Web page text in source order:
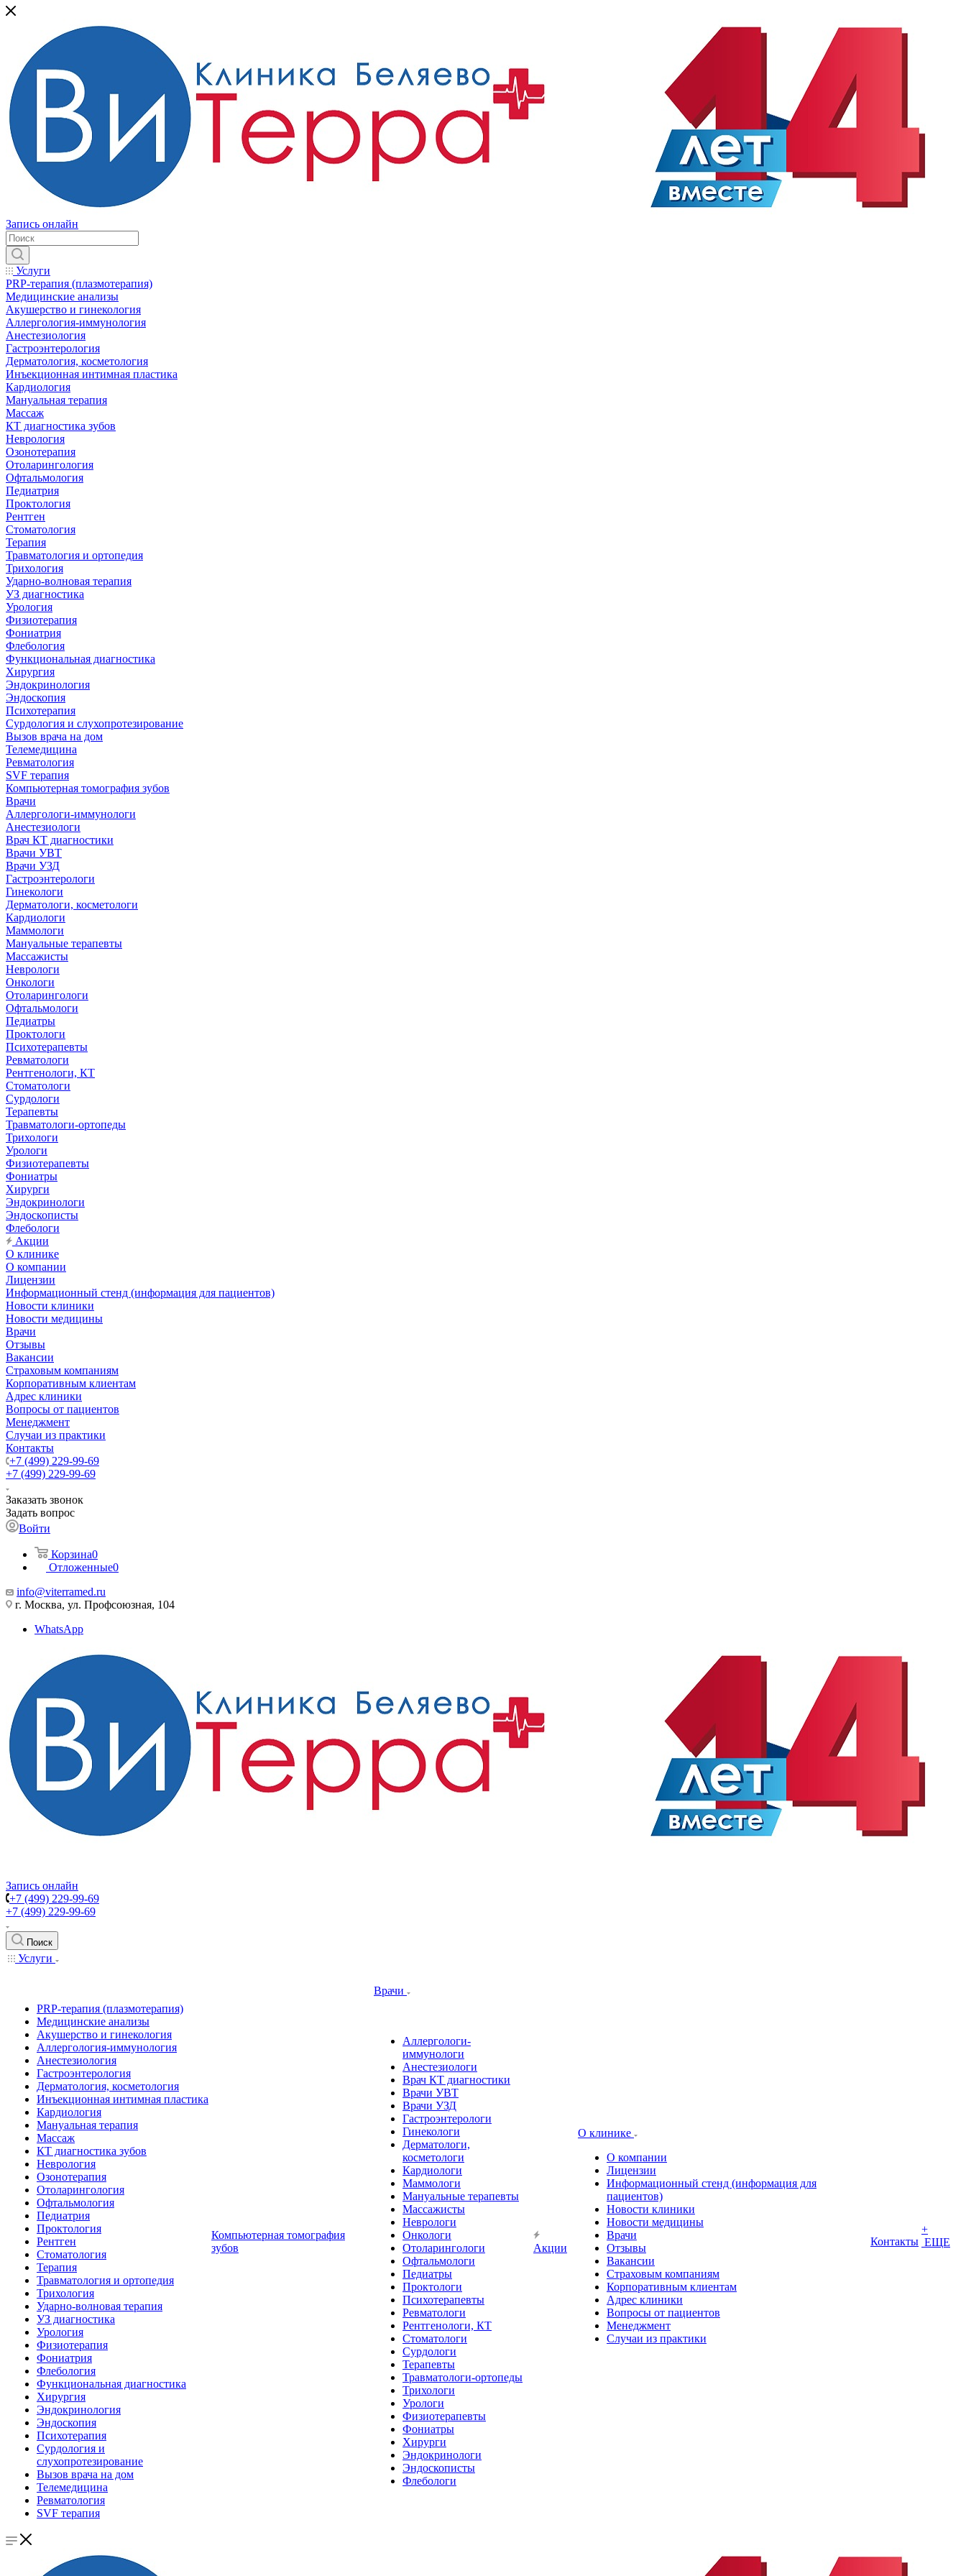
Запись онлайн
Услуги
PRP-терапия (плазмотерапия)
Медицинские анализы
Акушерство и гинекология
Аллергология-иммунология
Анестезиология
Гастроэнтерология
Дерматология, косметология
Инъекционная интимная пластика
Кардиология
Мануальная терапия
Массаж
КТ диагностика зубов
Неврология
Озонотерапия
Отоларингология
Офтальмология
Педиатрия
Проктология
Рентген
Стоматология
Терапия
Травматология и ортопедия
Трихология
Ударно-волновая терапия
УЗ диагностика
Урология
Физиотерапия
Фониатрия
Флебология
Функциональная диагностика
Хирургия
Эндокринология
Эндоскопия
Психотерапия
Сурдология и слухопротезирование
Вызов врача на дом
Телемедицина
Ревматология
SVF терапия
Компьютерная томография зубов
Врачи
Аллергологи-иммунологи
Анестезиологи
Врач КТ диагностики
Врачи УВТ
Врачи УЗД
Гастроэнтерологи
Гинекологи
Дерматологи, косметологи
Кардиологи
Маммологи
Мануальные терапевты
Массажисты
Неврологи
Онкологи
Отоларингологи
Офтальмологи
Педиатры
Проктологи
Психотерапевты
Ревматологи
Рентгенологи, КТ
Стоматологи
Сурдологи
Терапевты
Травматологи-ортопеды
Трихологи
Урологи
Физиотерапевты
Фониатры
Хирурги
Эндокринологи
Эндоскописты
Флебологи
Акции
О клинике
О компании
Лицензии
Информационный стенд (информация для пациентов)
Новости клиники
Новости медицины
Врачи
Отзывы
Вакансии
Страховым компаниям
Корпоративным клиентам
Адрес клиники
Вопросы от пациентов
Менеджмент
Случаи из практики
Контакты
+7 (499) 229-99-69
+7 (499) 229-99-69
Заказать звонок
Задать вопрос
Войти
Корзина0
Отложенные0
info@viterramed.ru
г. Москва, ул. Профсоюзная, 104
WhatsApp
Запись онлайн
+7 (499) 229-99-69
+7 (499) 229-99-69
Поиск
Услуги
PRP-терапия (плазмотерапия)
Медицинские анализы
Акушерство и гинекология
Аллергология-иммунология
Анестезиология
Гастроэнтерология
Дерматология, косметология
Инъекционная интимная пластика
Кардиология
Мануальная терапия
Массаж
КТ диагностика зубов
Неврология
Озонотерапия
Отоларингология
Офтальмология
Педиатрия
Проктология
Рентген
Стоматология
Терапия
Травматология и ортопедия
Трихология
Ударно-волновая терапия
УЗ диагностика
Урология
Физиотерапия
Фониатрия
Флебология
Функциональная диагностика
Хирургия
Эндокринология
Эндоскопия
Психотерапия
Сурдология и
слухопротезирование
Вызов врача на дом
Телемедицина
Ревматология
SVF терапия
Компьютерная томография
зубов
Врачи
Аллергологи-
иммунологи
Анестезиологи
Врач КТ диагностики
Врачи УВТ
Врачи УЗД
Гастроэнтерологи
Гинекологи
Дерматологи,
косметологи
Кардиологи
Маммологи
Мануальные терапевты
Массажисты
Неврологи
Онкологи
Отоларингологи
Офтальмологи
Педиатры
Проктологи
Психотерапевты
Ревматологи
Рентгенологи, КТ
Стоматологи
Сурдологи
Терапевты
Травматологи-ортопеды
Трихологи
Урологи
Физиотерапевты
Фониатры
Хирурги
Эндокринологи
Эндоскописты
Флебологи
Акции
О клинике
О компании
Лицензии
Информационный стенд (информация для
пациентов)
Новости клиники
Новости медицины
Врачи
Отзывы
Вакансии
Страховым компаниям
Корпоративным клиентам
Адрес клиники
Вопросы от пациентов
Менеджмент
Случаи из практики
Контакты
+
ЕЩЕ